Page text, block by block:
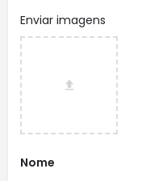
Enviar imagens
Nome